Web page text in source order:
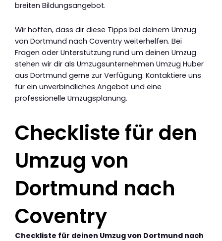
breiten Bildungsangebot.
Wir hoffen, dass dir diese Tipps bei deinem Umzug
von Dortmund nach Coventry weiterhelfen. Bei
Fragen oder Unterstützung rund um deinen Umzug
stehen wir dir als Umzugsunternehmen Umzug Huber
aus Dortmund gerne zur Verfügung. Kontaktiere uns
für ein unverbindliches Angebot und eine
professionelle Umzugsplanung.
Checkliste für den
Umzug von
Dortmund nach
Coventry
Checkliste für deinen Umzug von Dortmund nach